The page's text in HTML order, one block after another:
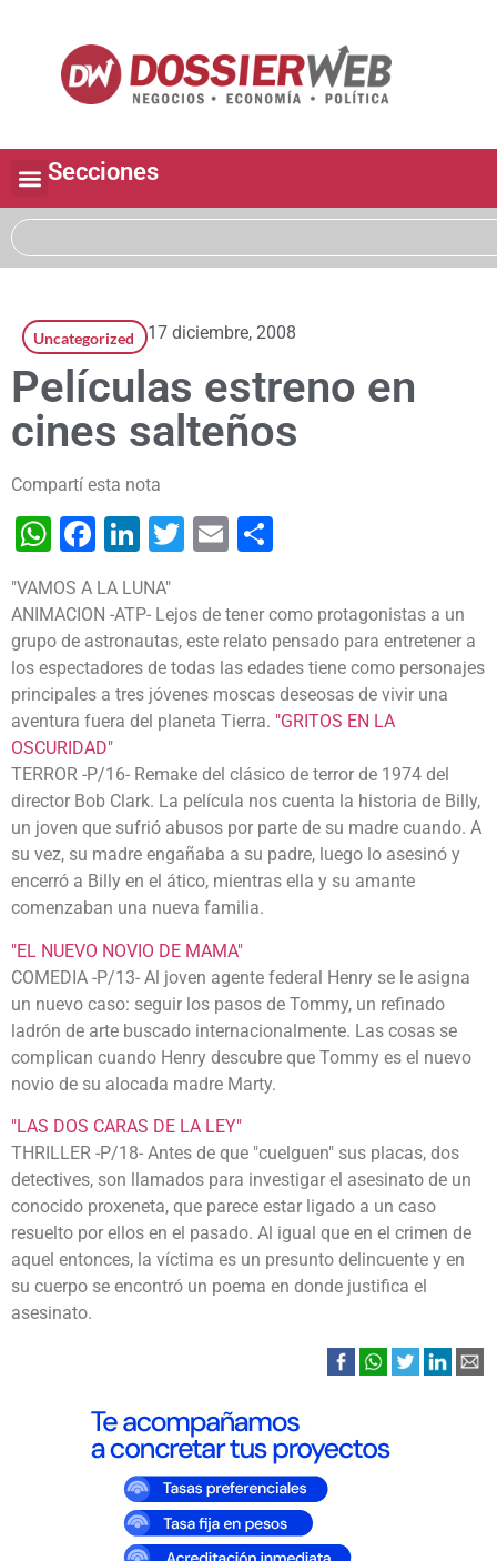
Secciones
Uncategorized 17 diciembre, 2008
Películas estreno en
cines salteños
Compartí esta nota
WhatsApp
Facebook
LinkedIn
Twitter
Email
"VAMOS A LA LUNA"
ANIMACION -ATP- Lejos de tener como protagonistas a un
grupo de astronautas, este relato pensado para entretener a
los espectadores de todas las edades tiene como personajes
principales a tres jóvenes moscas deseosas de vivir una
aventura fuera del planeta Tierra. "GRITOS EN LA
OSCURIDAD"
TERROR -P/16- Remake del clásico de terror de 1974 del
director Bob Clark. La película nos cuenta la historia de Billy,
un joven que sufrió abusos por parte de su madre cuando. A
su vez, su madre engañaba a su padre, luego lo asesinó y
encerró a Billy en el ático, mientras ella y su amante
comenzaban una nueva familia.
"EL NUEVO NOVIO DE MAMA"
COMEDIA -P/13- Al joven agente federal Henry se le asigna
un nuevo caso: seguir los pasos de Tommy, un refinado
ladrón de arte buscado internacionalmente. Las cosas se
complican cuando Henry descubre que Tommy es el nuevo
novio de su alocada madre Marty.
"LAS DOS CARAS DE LA LEY"
THRILLER -P/18- Antes de que "cuelguen" sus placas, dos
detectives, son llamados para investigar el asesinato de un
conocido proxeneta, que parece estar ligado a un caso
resuelto por ellos en el pasado. Al igual que en el crimen de
aquel entonces, la víctima es un presunto delincuente y en
su cuerpo se encontró un poema en donde justifica el
asesinato.